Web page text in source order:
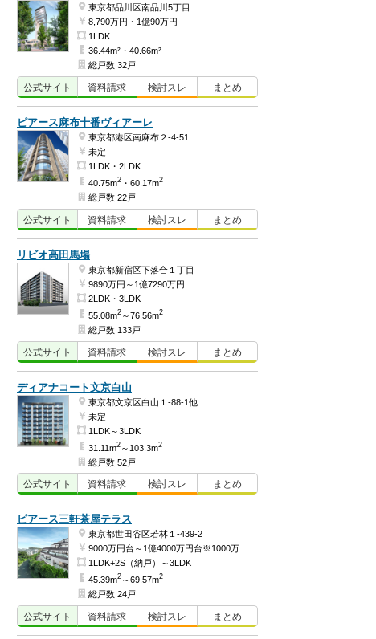
東京都品川区南品川5丁目
8,790万円・1億90万円
1LDK
36.44m²・40.66m²
総戸数 32戸
公式サイト 資料請求 検討スレ まとめ
ピアース麻布十番ヴィアーレ
東京都港区南麻布２-4-51
未定
1LDK・2LDK
40.75m2 ・60.17m2
総戸数 22戸
公式サイト 資料請求 検討スレ まとめ
リビオ高田馬場
東京都新宿区下落合１丁目
9890万円～1億7290万円
2LDK・3LDK
55.08m2 ～76.56m2
総戸数 133戸
公式サイト 資料請求 検討スレ まとめ
ディアナコート文京白山
東京都文京区白山１-88-1他
未定
1LDK～3LDK
31.11m2 ～103.3m2
総戸数 52戸
公式サイト 資料請求 検討スレ まとめ
ピアース三軒茶屋テラス
東京都世田谷区若林１-439-2
9000万円台～1億4000万円台※1000万円単位（予定）
1LDK+2S（納戸）～3LDK
45.39m2 ～69.57m2
総戸数 24戸
公式サイト 資料請求 検討スレ まとめ